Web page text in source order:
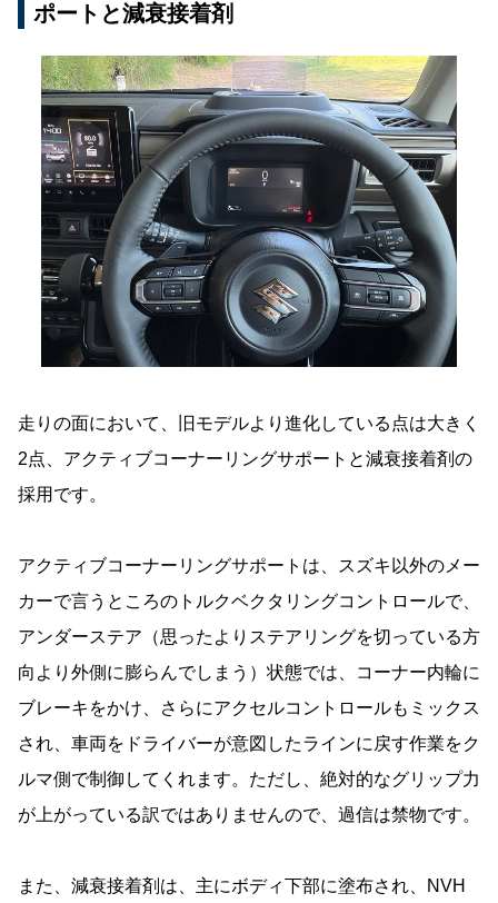
ポートと減衰接着剤
走りの面において、旧モデルより進化している点は大きく
2点、アクティブコーナーリングサポートと減衰接着剤の
採用です。
アクティブコーナーリングサポートは、スズキ以外のメー
カーで言うところのトルクベクタリングコントロールで、
アンダーステア（思ったよりステアリングを切っている方
向より外側に膨らんでしまう）状態では、コーナー内輪に
ブレーキをかけ、さらにアクセルコントロールもミックス
され、車両をドライバーが意図したラインに戻す作業をク
ルマ側で制御してくれます。ただし、絶対的なグリップ力
が上がっている訳ではありませんので、過信は禁物です。
また、減衰接着剤は、主にボディ下部に塗布され、NVH